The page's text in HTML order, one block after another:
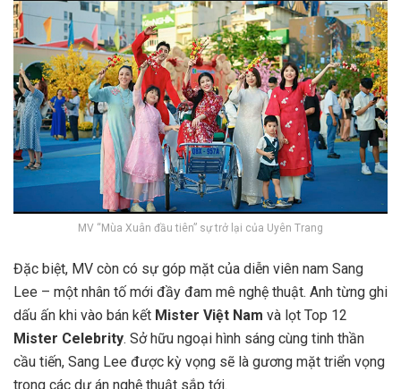
MV “Mùa Xuân đầu tiên” sự trở lại của Uyên Trang
Đặc biệt, MV còn có sự góp mặt của diễn viên nam Sang
Lee – một nhân tố mới đầy đam mê nghệ thuật. Anh từng ghi
dấu ấn khi vào bán kết Mister Việt Nam và lọt Top 12
Mister Celebrity. Sở hữu ngoại hình sáng cùng tinh thần
cầu tiến, Sang Lee được kỳ vọng sẽ là gương mặt triển vọng
trong các dự án nghệ thuật sắp tới.